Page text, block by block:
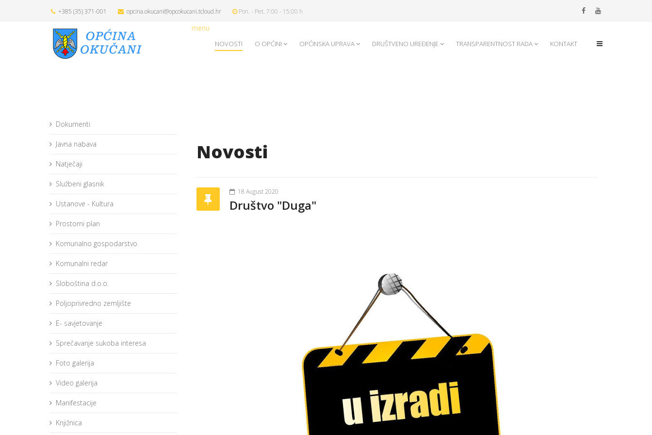
+385 (35) 371-001 opcina.okucani@opcokucani.tcloud.hr Pon. - Pet. 7:00 - 15:00 h
menu
NOVOSTI O OPĆINI OPĆINSKA UPRAVA DRUŠTVENO UREĐENJE TRANSPARENTNOST RADA KONTAKT
Dokumenti
Javna nabava
Natječaji
Službeni glasnik
Ustanove - Kultura
Prostorni plan
Komunalno gospodarstvo
Komunalni redar
Sloboština d.o.o.
Poljoprivredno zemljište
E- savjetovanje
Sprečavanje sukoba interesa
Foto galerija
Video galerija
Manifestacije
Knjižnica
Novosti
18 August 2020
Društvo "Duga"